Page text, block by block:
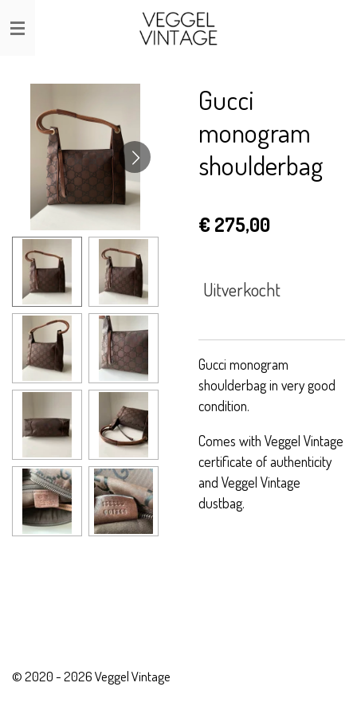
Ga
direct
Gucci
monogram
shoulderbag
€ 275,00
Uitverkocht
Gucci monogram
shoulderbag in very good
condition.
Comes with Veggel Vintage
certificate of authenticity
and Veggel Vintage
dustbag.
© 2020 - 2026 Veggel Vintage